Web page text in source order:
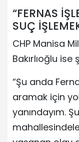
“FERNAS
SUÇ
CHP Manisa
Bakırlıoğlu ise
“Şu anda
aramak için
yanındayım.